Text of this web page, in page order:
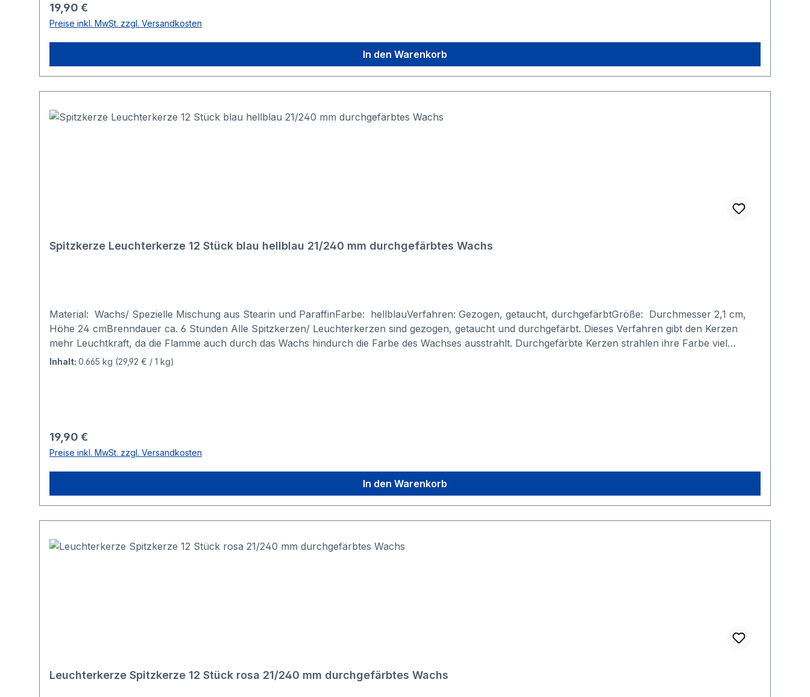
Regulärer Preis:
19,90 €
Preise inkl. MwSt. zzgl. Versandkosten
In den Warenkorb
Spitzkerze Leuchterkerze 12 Stück blau hellblau 21/240 mm durchgefärbtes Wachs
Material: Wachs/ Spezielle Mischung aus Stearin und ParaffinFarbe: hellblauVerfahren: Gezogen, getaucht, durchgefärbtGröße: Durchmesser 2,1 cm,
Höhe 24 cmBrenndauer ca. 6 Stunden Alle Spitzkerzen/ Leuchterkerzen sind gezogen, getaucht und durchgefärbt. Dieses Verfahren gibt den Kerzen
mehr Leuchtkraft, da die Flamme auch durch das Wachs hindurch die Farbe des Wachses ausstrahlt. Durchgefärbte Kerzen strahlen ihre Farbe viel
Inhalt: 0.665 kg (29,92 € / 1 kg)
Regulärer Preis:
19,90 €
Preise inkl. MwSt. zzgl. Versandkosten
In den Warenkorb
Leuchterkerze Spitzkerze 12 Stück rosa 21/240 mm durchgefärbtes Wachs